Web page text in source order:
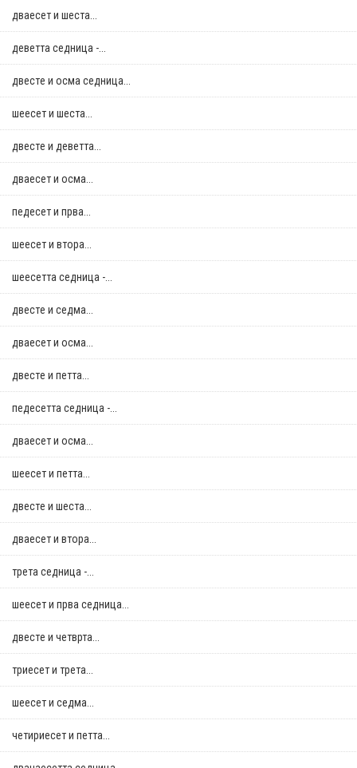
дваесет и шеста...
деветта седница -...
двестe и осма седница...
шеесет и шеста...
двестe и деветта...
дваесет и осма...
педесет и прва...
шеесет и втора...
шеесетта седница -...
двестe и седма...
дваесет и осма...
двестe и петта...
педесетта седница -...
дваесет и осма...
шеесет и петта...
двестe и шеста...
дваесет и втора...
трета седница -...
шеесет и прва седница...
двестe и четврта...
триесет и трета...
шеесет и седма...
четириесет и петта...